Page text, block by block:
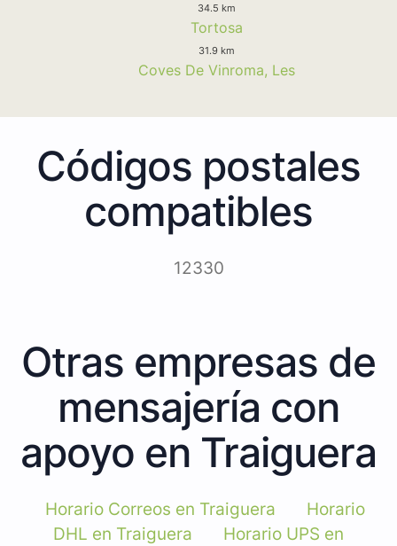
34.5 km
Tortosa
31.9 km
Coves De Vinroma, Les
Códigos postales
compatibles
12330
Otras empresas de
mensajería con
apoyo en Traiguera
Horario Correos en Traiguera
Horario
DHL en Traiguera
Horario UPS en